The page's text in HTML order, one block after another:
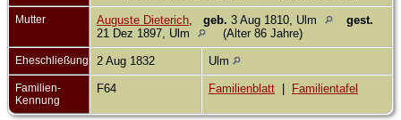
Mutter Auguste Dieterich geb. 3 Aug 1810, Ulm
gest.
21 Dez 1897, Ulm
(Alter 86 Jahre)
Eheschließung 2 Aug 1832 Ulm
Familien-
Kennung
F64 Familienblatt Familientafel